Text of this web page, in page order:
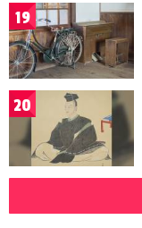
19
20